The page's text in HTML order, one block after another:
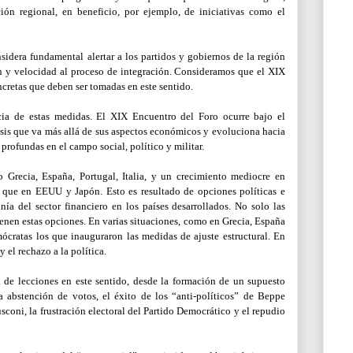
regional, en beneficio, por ejemplo, de iniciativas como el
fundamental alertar a los partidos y gobiernos de la región
y velocidad al proceso de integración. Consideramos que el XIX
que deben ser tomadas en este sentido.
de estas medidas. El XIX Encuentro del Foro ocurre bajo el
que va más allá de sus aspectos económicos y evoluciona hacia
en el campo social, político y militar.
Grecia, España, Portugal, Italia, y un crecimiento mediocre en
en EEUU y Japón. Esto es resultado de opciones políticas e
del sector financiero en los países desarrollados. No solo las
estas opciones. En varias situaciones, como en Grecia, España
los que inauguraron las medidas de ajuste estructural. En
el rechazo a la política.
lecciones en este sentido, desde la formación de un supuesto
abstención de votos, el éxito de los “anti-políticos” de Beppe
la frustración electoral del Partido Democrático y el repudio